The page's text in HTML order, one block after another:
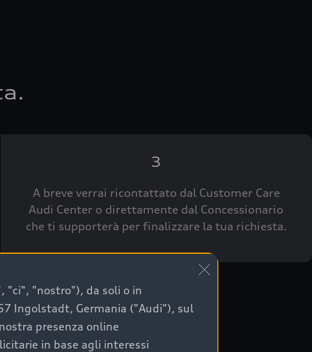
3
A breve verrai ricontattato dal Customer Care
Audi Center o direttamente dal Concessionario
che ti supporterà per finalizzare la tua richiesta.
"ci", "nostro"), da soli o in
Ingolstadt, Germania ("Audi"), sul
presenza online
in base agli interessi